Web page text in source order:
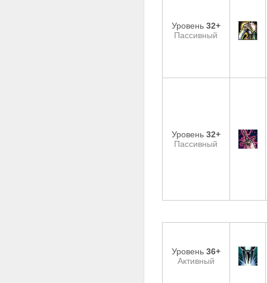
Уровень 32+
Пассивный
Уровень 32+
Пассивный
Уровень 36+
Активный